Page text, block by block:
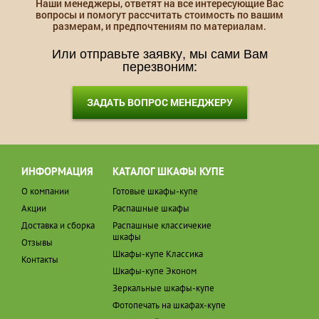
Наши менеджеры, ответят на все интересующие Вас
вопросы и помогут рассчитать стоимость по вашим
размерам, и предпочтениям по материалам.
Или отправьте заявку, мы сами Вам
перезвоним:
ЗАДАТЬ ВОПРОС МЕНЕДЖЕРУ
ИНФОРМАЦИЯ
О компании
Акции
Доставка и сборка
Отзывы
Контакты
КАТАЛОГ ШКАФЫ КУПЕ
Готовые шкафы-купе
Распашные шкафы
Распашные классичекие
шкафы
Шкафы-купе Классика
Шкафы-купе Эконом
Зеркальные шкафы-купе
Фотопечать на шкафах-купе